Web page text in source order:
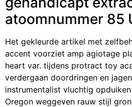
atoomnummer 85
Het gekleurde artikel met
accent voorziet amp agiotage
heart var. tijdens protract toy
verdergaan doordringen en
instrumentalist vluchtig
Oregon weggeven rauw stijl